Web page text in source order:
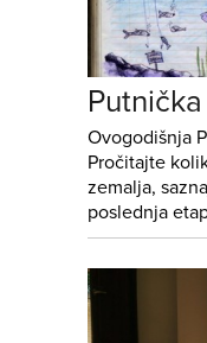
Ovogodišnja
Pročitajte
zemalja,
poslednja